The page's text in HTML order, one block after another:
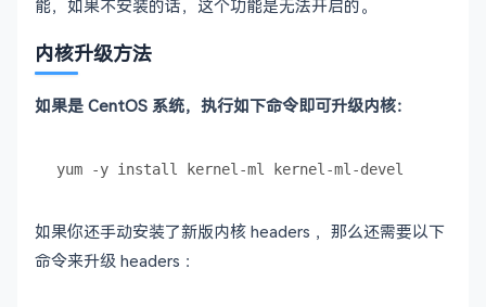
能，如果不安装的话，这个功能是无法开启的。
内核升级方法
如果是 CentOS 系统，执行如下命令即可升级内核：
如果你还手动安装了新版内核 headers ，那么还需要以下
命令来升级 headers ：